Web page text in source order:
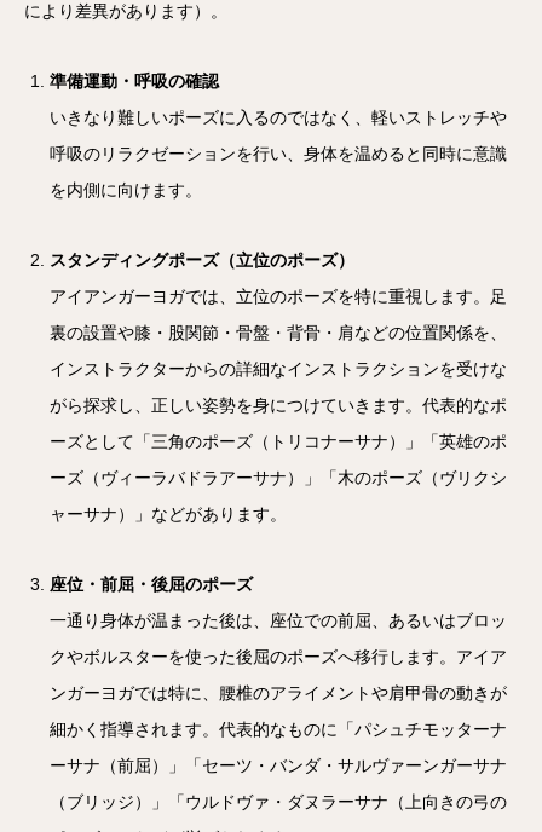
により差異があります）。
準備運動・呼吸の確認
いきなり難しいポーズに入るのではなく、軽いストレッチや
呼吸のリラクゼーションを行い、身体を温めると同時に意識
を内側に向けます。
スタンディングポーズ（立位のポーズ）
アイアンガーヨガでは、立位のポーズを特に重視します。足
裏の設置や膝・股関節・骨盤・背骨・肩などの位置関係を、
インストラクターからの詳細なインストラクションを受けな
がら探求し、正しい姿勢を身につけていきます。代表的なポ
ーズとして「三角のポーズ（トリコナーサナ）」「英雄のポ
ーズ（ヴィーラバドラアーサナ）」「木のポーズ（ヴリクシ
ャーサナ）」などがあります。
座位・前屈・後屈のポーズ
一通り身体が温まった後は、座位での前屈、あるいはブロッ
クやボルスターを使った後屈のポーズへ移行します。アイア
ンガーヨガでは特に、腰椎のアライメントや肩甲骨の動きが
細かく指導されます。代表的なものに「パシュチモッターナ
ーサナ（前屈）」「セーツ・バンダ・サルヴァーンガーサナ
（ブリッジ）」「ウルドヴァ・ダヌラーサナ（上向きの弓の